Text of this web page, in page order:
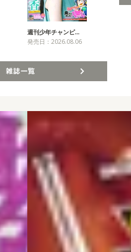
週刊少年チャンピ…
発売日：2026.08.06